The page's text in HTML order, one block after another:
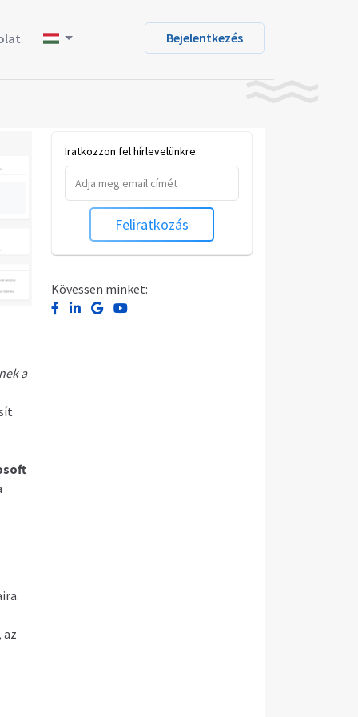
Bejelentkezés
a
az
Iratkozzon fel hírlevelünkre:
Feliratkozás
Kövessen minket: